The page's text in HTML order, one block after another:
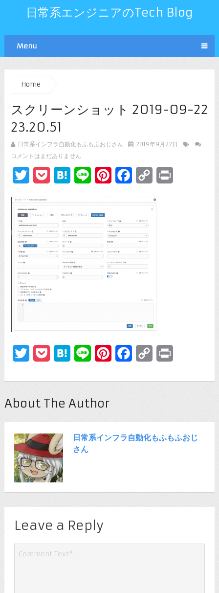
日常系エンジニアのTech Blog
Menu
Home
スクリーンショット 2019-09-22
23.20.51
日常系インフラ自動化もふもふおじさん
2019年9月22日
コメントはまだありません
TwitterPocketHatenaLine PinterestFacebook
Copy
TwitterPocketHatenaLine PinterestFacebook
Copy
About The Author
日常系インフラ自動化もふもふおじ
さん
Leave a Reply